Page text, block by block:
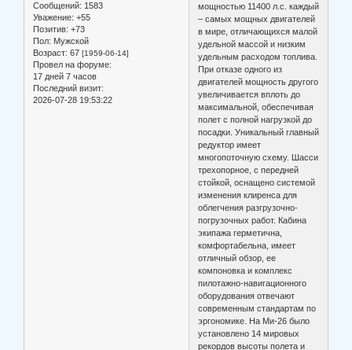
Сообщений: 1583
Уважение: +55
Позитив: +73
Пол: Мужской
Возраст: 67 [1959-06-14]
Провел на форуме:
17 дней 7 часов
Последний визит:
2026-07-28 19:53:22
мощностью 11400 л.с. каждый
– самых мощных двигателей
в мире, отличающихся малой
удельной массой и низким
удельным расходом топлива.
При отказе одного из
двигателей мощность другого
увеличивается вплоть до
максимальной, обеспечивая
полет с полной нагрузкой до
посадки. Уникальный главный
редуктор имеет
многопоточную схему. Шасси
трехопорное, с передней
стойкой, оснащено системой
изменения клиренса для
облегчения разгрузочно-
погрузочных работ. Кабина
экипажа герметична,
комфортабельна, имеет
отличный обзор, ее
компоновка и комплекс
пилотажно-навигационного
оборудования отвечают
современным стандартам по
эргономике. На Ми-26 было
установлено 14 мировых
рекордов высоты полета и